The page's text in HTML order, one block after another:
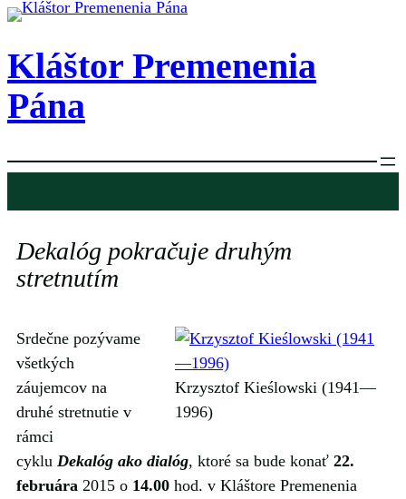
Prejsť
obsah
Kláštor Premenenia
Pána
Dekalóg pokračuje druhým
stretnutím
Krzysztof Kieślowski (1941—
1996)
Srdečne pozývame
všetkých
záujemcov na
druhé stretnutie v
rámci
cyklu Dekalóg ako dialóg, ktoré sa bude konať 22.
februára 2015 o 14.00 hod. v Kláštore Premenenia